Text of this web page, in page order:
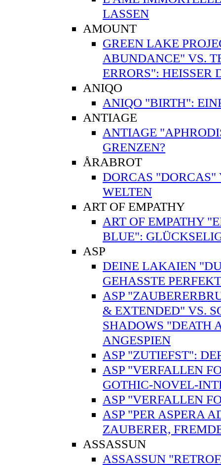
LASSEN
AMOUNT
GREEN LAKE
ABUNDANCE" VS.
ERRORS": HEISSER
ANIQO
ANIQO "BIRTH":
ANTIAGE
ANTIAGE
GRENZEN?
ÅRABROT
DORCAS
WELTEN
ART OF EMPATHY
ART OF EMPATHY
BLUE":
ASP
DEINE LAKAIEN
GEHASSTE
ASP
& EXTENDED" VS.
SHADOWS "DEATH
ANGESPIEN
ASP "ZUTIEFST":
ASP "VERFALLEN
GOTHIC-NOVEL-
ASP "VERFALLEN
ASP "PER ASPERA
ZAUBERER,
ASSASSUN
ASSASSUN